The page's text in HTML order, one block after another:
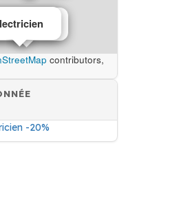
Electricien
contributors,
-20%